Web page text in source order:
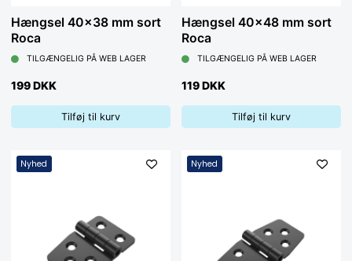
Hængsel 40x38 mm sort
Roca
TILGÆNGELIG PÅ WEB LAGER
199 DKK
Tilføj til kurv
Hængsel 40x48 mm sort
Roca
TILGÆNGELIG PÅ WEB LAGER
119 DKK
Tilføj til kurv
Nyhed Nyhed